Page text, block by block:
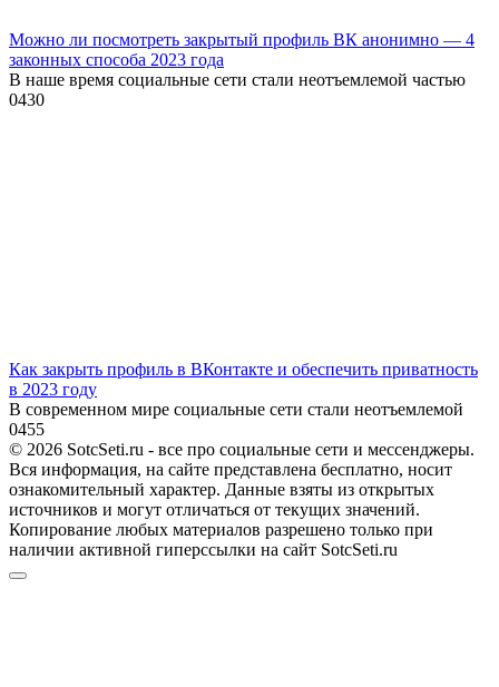
Можно ли посмотреть закрытый профиль ВК анонимно — 4
законных способа 2023 года
В наше время социальные сети стали неотъемлемой частью
0430
Как закрыть профиль в ВКонтакте и обеспечить приватность
в 2023 году
В современном мире социальные сети стали неотъемлемой
0455
© 2026 SotcSeti.ru - все про социальные сети и мессенджеры.
Вся информация, на сайте представлена бесплатно, носит
ознакомительный характер. Данные взяты из открытых
источников и могут отличаться от текущих значений.
Копирование любых материалов разрешено только при
наличии активной гиперссылки на сайт SotcSeti.ru